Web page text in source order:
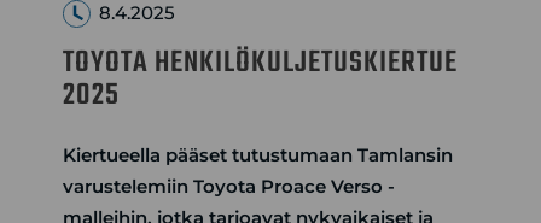
8.4.2025
TOYOTA HENKILÖKULJETUSKIERTUE
2025
Kiertueella pääset tutustumaan Tamlansin
varustelemiin Toyota Proace Verso -
malleihin, jotka tarjoavat nykyaikaiset ja